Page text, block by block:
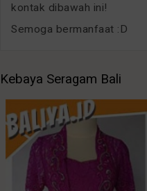
kontak dibawah ini!
Semoga bermanfaat :D
Kebaya Seragam Bali